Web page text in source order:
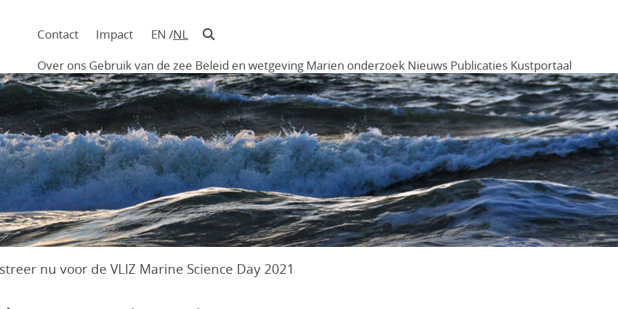
in
hoofding
Contact Impact EN NL
Main
navigation
Menu
Over ons Gebruik van de zee Beleid en wetgeving Marien onderzoek Nieuws Publicaties Kustportaal
nu voor de VLIZ Marine Science Day 2021